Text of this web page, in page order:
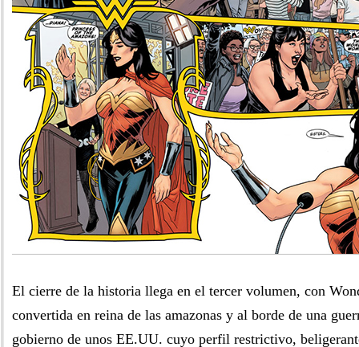
El cierre de la historia llega en el tercer volumen, con
convertida en reina de las amazonas y al borde de una
gobierno de unos EE.UU. cuyo perfil restrictivo,